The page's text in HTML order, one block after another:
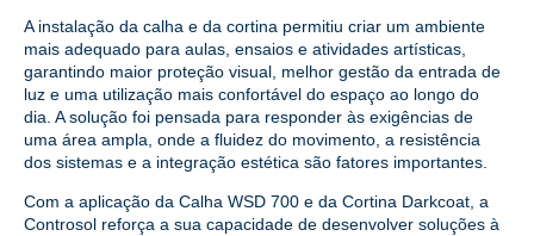
A instalação da calha e da cortina permitiu criar um ambiente
mais adequado para aulas, ensaios e atividades artísticas,
garantindo maior proteção visual, melhor gestão da entrada de
luz e uma utilização mais confortável do espaço ao longo do
dia. A solução foi pensada para responder às exigências de
uma área ampla, onde a fluidez do movimento, a resistência
dos sistemas e a integração estética são fatores importantes.
Com a aplicação da Calha WSD 700 e da Cortina Darkcoat, a
Controsol reforça a sua capacidade de desenvolver soluções à